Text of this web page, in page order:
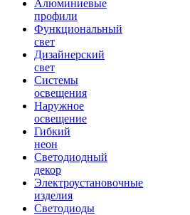
Алюминиевые
профили
Функциональный
свет
Дизайнерский
свет
Системы
освещения
Наружное
освещение
Гибкий
неон
Светодиодный
декор
Электроустановочные
изделия
Светодиоды